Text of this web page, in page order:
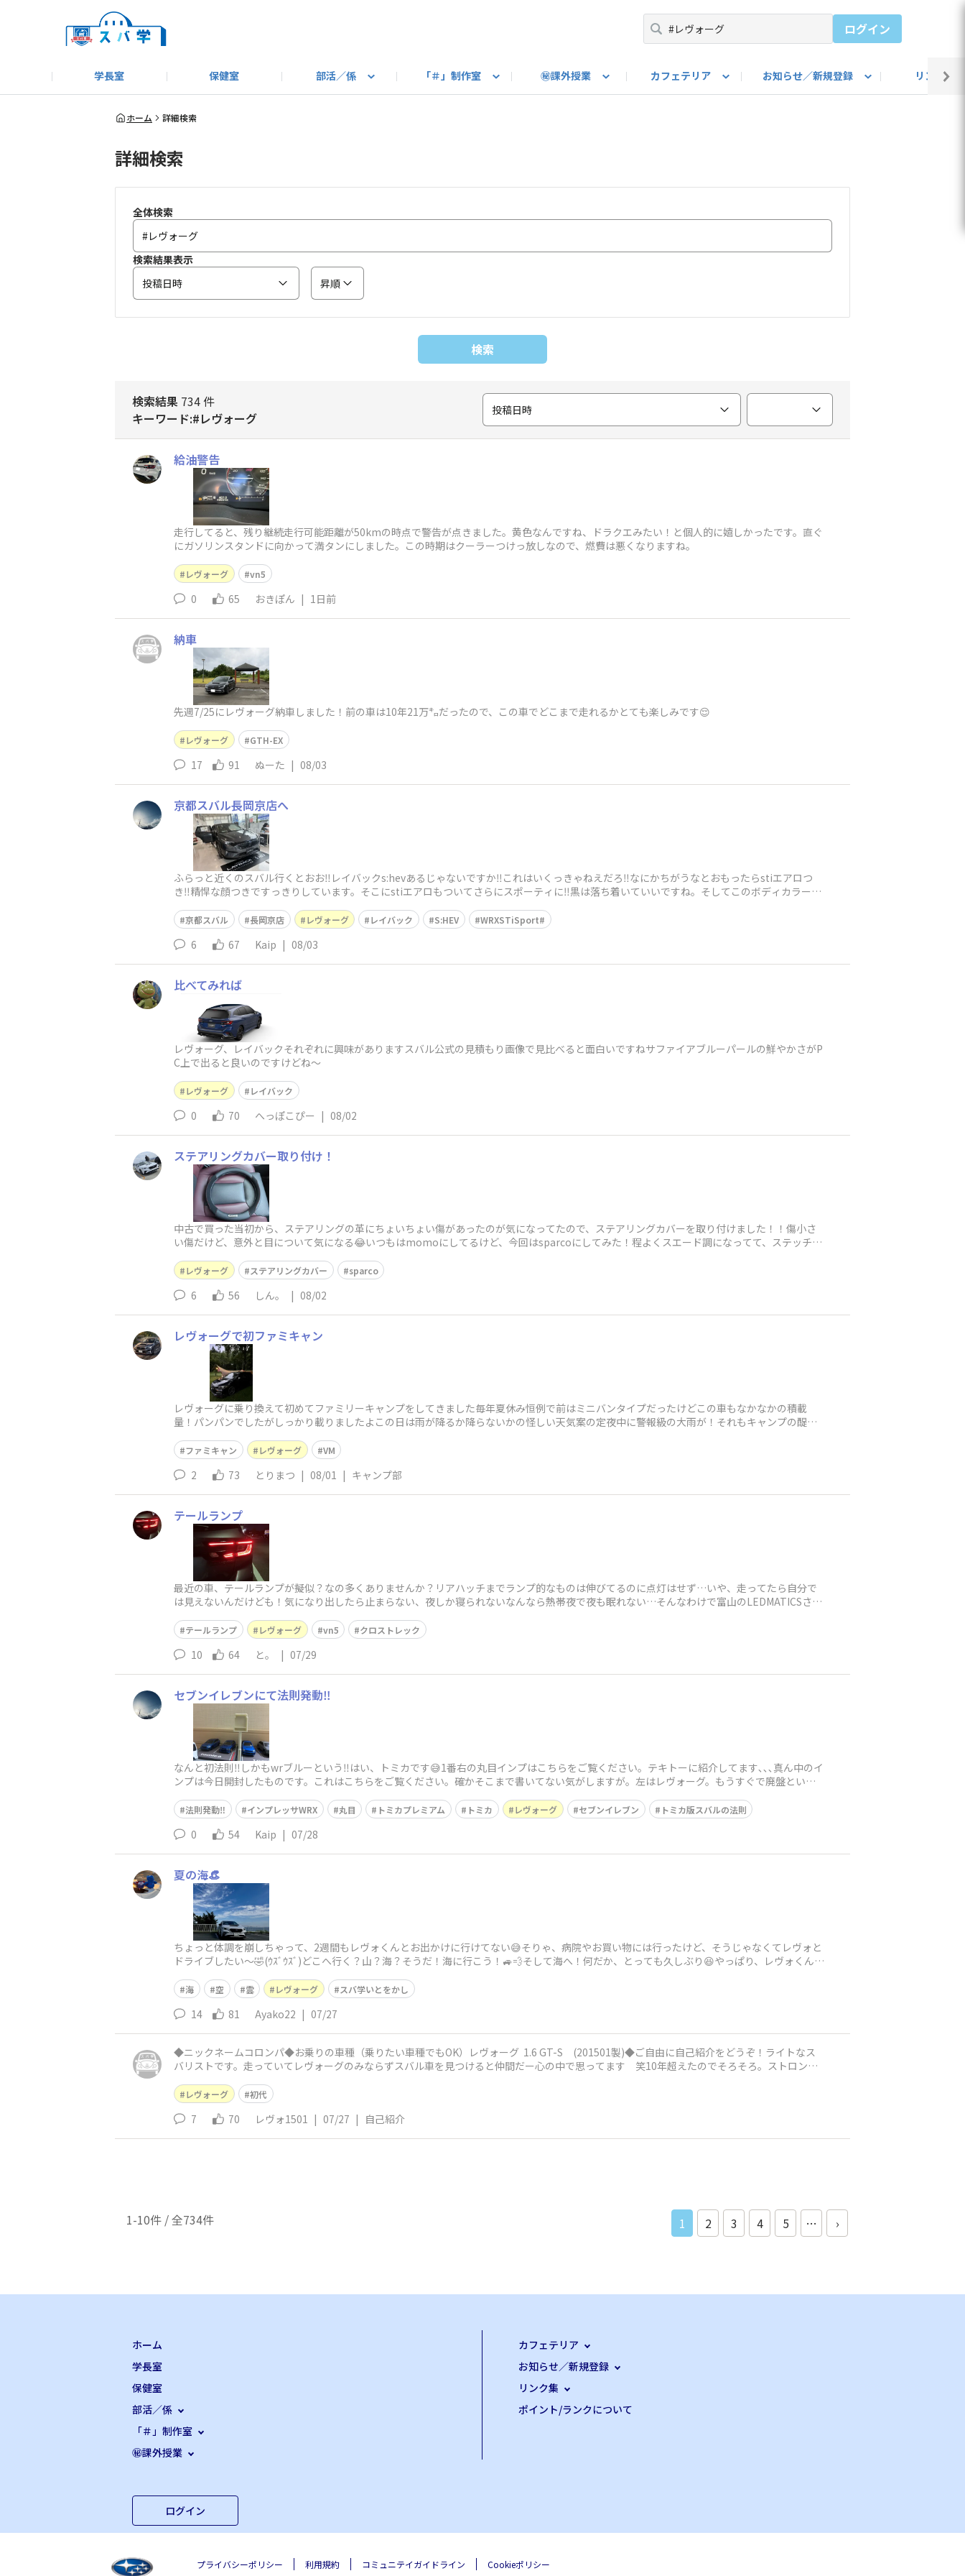
ログイン
学長室 保健室 部活／係
キャンプ＆アウトドア部
モータースポーツ部
「＃」制作室
＃洗車同好会
その他
㊙課外授業 カフェテリア
教えてコーナー
お知らせ／新規登録
はじめましての方へ
リンク集
SUBARUオフィシャルWebサイト
ホーム 詳細検索
詳細検索
全体検索
検索結果表示
投稿日時
昇順
検索
検索結果 734 件
キーワード:#レヴォーグ
投稿日時
給油警告
走行してると、残り継続走行可能距離が50kmの時点で警告が点きました。黄色なんですね、ドラクエみたい！と個人的に嬉しかったです。直ぐ
にガソリンスタンドに向かって満タンにしました。この時期はクーラーつけっ放しなので、燃費は悪くなりますね。
レヴォーグ vn5
0 65 おきぽん | 1日前
納車
先週7/25にレヴォーグ納車しました！前の車は10年21万㌔だったので、この車でどこまで走れるかとても楽しみです😌
レヴォーグ GTH-EX
17 91 ぬーた | 08/03
京都スバル長岡京店へ
ふらっと近くのスバル行くとおお‼︎レイバックs:hevあるじゃないですか‼︎これはいくっきゃねえだろ‼︎なにかちがうなとおもったらstiエアロつ
き‼︎精悍な顔つきですっきりしています。そこにstiエアロもついてさらにスポーティに‼︎黒は落ち着いていいですね。そしてこのボディカラー‼︎
京都スバル 長岡京店 レヴォーグ レイバック S:HEV WRXSTiSport#
6 67 Kaip | 08/03
比べてみれば
レヴォーグ、レイバックそれぞれに興味がありますスバル公式の見積もり画像で見比べると面白いですねサファイアブルーパールの鮮やかさがP
C上で出ると良いのですけどね〜
レヴォーグ レイバック
0 70 へっぽこぴー | 08/02
ステアリングカバー取り付け！
中古で買った当初から、ステアリングの革にちょいちょい傷があったのが気になってたので、ステアリングカバーを取り付けました！！傷小さ
い傷だけど、意外と目について気になる😂いつもはmomoにしてるけど、今回はsparcoにしてみた！程よくスエード調になってて、ステッチも
レヴォーグ ステアリングカバー sparco
6 56 しん。 | 08/02
レヴォーグで初ファミキャン
レヴォーグに乗り換えて初めてファミリーキャンプをしてきました毎年夏休み恒例で前はミニバンタイプだったけどこの車もなかなかの積載
量！パンパンでしたがしっかり載りましたよこの日は雨が降るか降らないかの怪しい天気案の定夜中に警報級の大雨が！それもキャンプの醍醐
ファミキャン レヴォーグ VM
2 73 とりまつ | 08/01 | キャンプ部
テールランプ
最近の車、テールランプが擬似？なの多くありませんか？リアハッチまでランプ的なものは伸びてるのに点灯はせず…いや、走ってたら自分で
は見えないんだけども！気になり出したら止まらない、夜しか寝られないなんなら熱帯夜で夜も眠れない…そんなわけで富山のLEDMATICSさん
テールランプ レヴォーグ vn5 クロストレック
10 64 と。 | 07/29
セブンイレブンにて法則発動‼︎
なんと初法則‼︎しかもwrブルーという‼︎はい、トミカです😅1番右の丸目インプはこちらをご覧ください。テキトーに紹介してます､､､真ん中のイ
ンプは今日開封したものです。これはこちら​をご覧ください。確かそこまで書いてない気がしますが。左はレヴォーグ。もうすぐで廃盤とい
法則発動‼︎ インプレッサWRX 丸目 トミカプレミアム トミカ レヴォーグ セブンイレブン トミカ版スバルの法則
0 54 Kaip | 07/28
夏の海👒
ちょっと体調を崩しちゃって、2週間もレヴォくんとお出かけに行けてない😅そりゃ、病院やお買い物には行ったけど、そうじゃなくてレヴォと
ドライブしたい〜🤣(ｳｽﾞｳｽﾞ)どこへ行く？山？海？そうだ！海に行こう！🚙💨そして海へ！何だか、とっても久しぶり😆やっぱり、レヴォくんの
海 空 雲 レヴォーグ スバ学いとをかし
14 81 Ayako22 | 07/27
◆ニックネームコロンパ◆お乗りの車種（乗りたい車種でもOK）レヴォーグ 1.6 GT-S (201501製)◆ご自由に自己紹介をどうぞ！ライトなス
バリストです。走っていてレヴォーグのみならずスバル車を見つけると仲間だー心の中で思ってます 笑10年超えたのでそろそろ。ストロング
レヴォーグ 初代
7 70 レヴォ1501 | 07/27 | 自己紹介
1-10件 / 全734件 1 2 3 4 5 … ›
ホーム
学長室
保健室
部活／係
「＃」制作室
㊙課外授業
カフェテリア
お知らせ／新規登録
リンク集
ポイント/ランクについて
ログイン
プライバシーポリシー 利用規約 コミュニテイガイドライン
Cookieポリシー